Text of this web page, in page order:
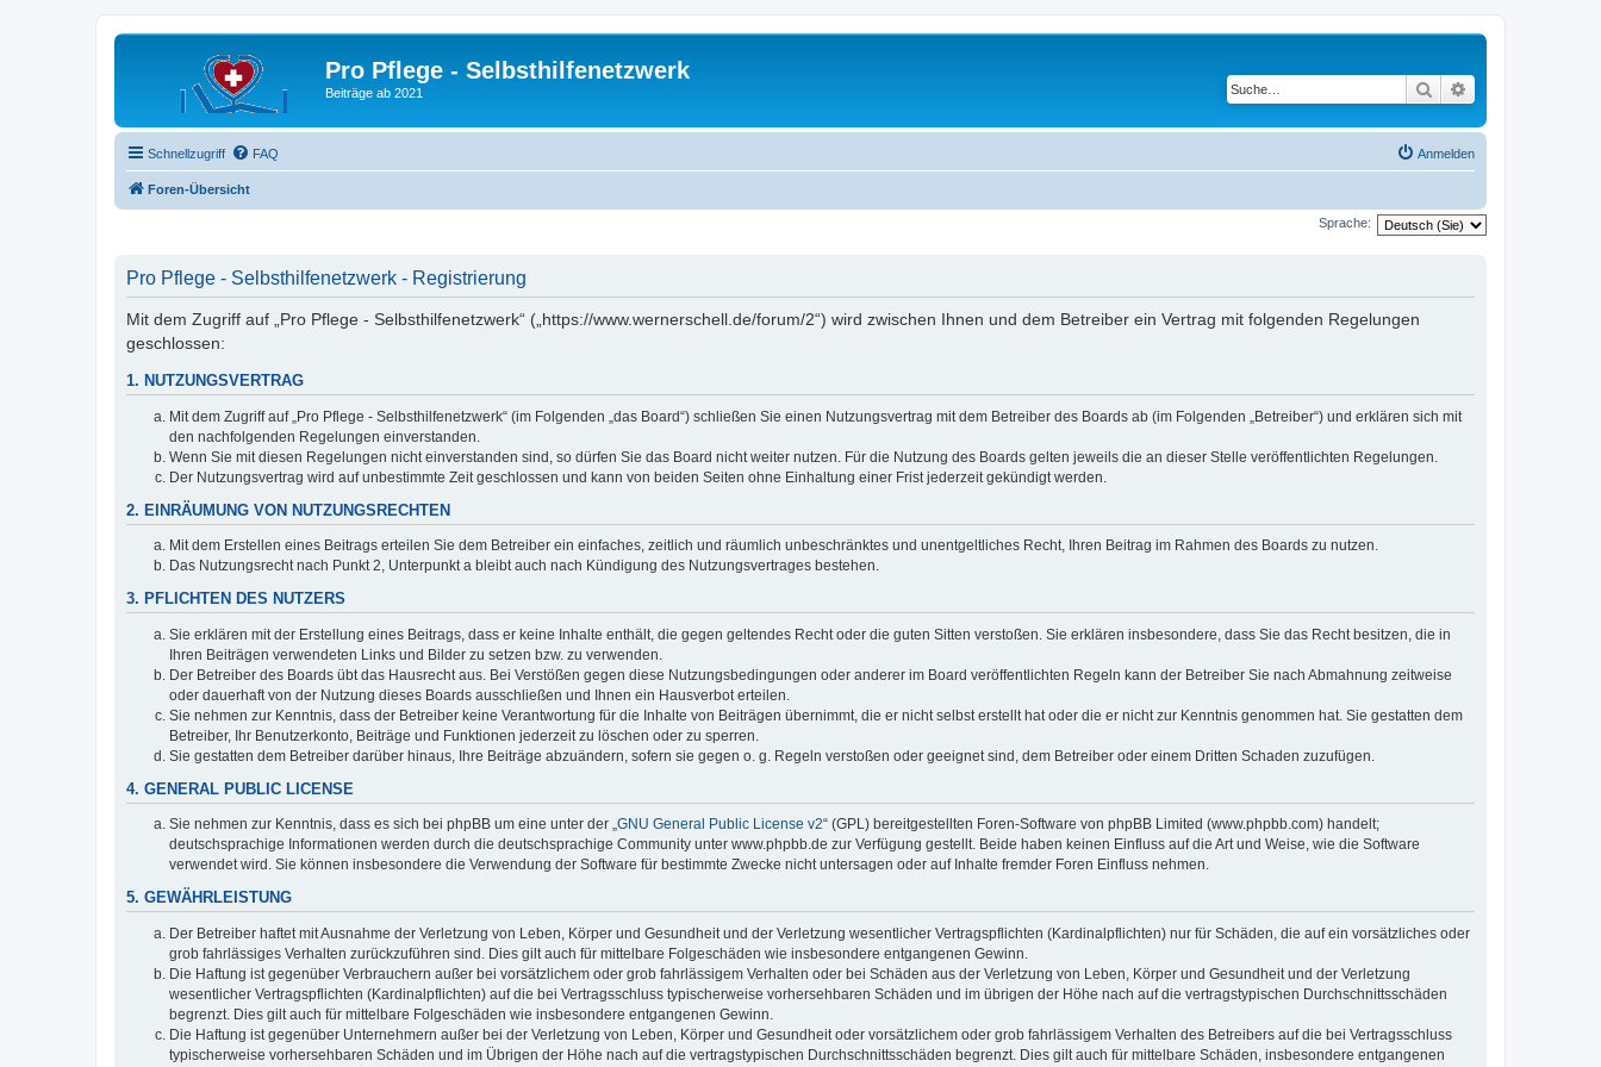
Pro Pflege - Selbsthilfenetzwerk
Beiträge ab 2021 Suche
Schnellzugriff FAQ Anmelden
Foren-Übersicht
Sprache:
Pro Pflege - Selbsthilfenetzwerk - Registrierung
Mit dem Zugriff auf „Pro Pflege - Selbsthilfenetzwerk“ („https://www.wernerschell.de/forum/2“) wird zwischen Ihnen und dem Betreiber ein Vertrag mit folgenden Regelungen
geschlossen:
1. NUTZUNGSVERTRAG
Mit dem Zugriff auf „Pro Pflege - Selbsthilfenetzwerk“ (im Folgenden „das Board“) schließen Sie einen Nutzungsvertrag mit dem Betreiber des Boards ab (im Folgenden „Betreiber“) und erklären sich mit
den nachfolgenden Regelungen einverstanden.
Wenn Sie mit diesen Regelungen nicht einverstanden sind, so dürfen Sie das Board nicht weiter nutzen. Für die Nutzung des Boards gelten jeweils die an dieser Stelle veröffentlichten Regelungen.
Der Nutzungsvertrag wird auf unbestimmte Zeit geschlossen und kann von beiden Seiten ohne Einhaltung einer Frist jederzeit gekündigt werden.
2. EINRÄUMUNG VON NUTZUNGSRECHTEN
Mit dem Erstellen eines Beitrags erteilen Sie dem Betreiber ein einfaches, zeitlich und räumlich unbeschränktes und unentgeltliches Recht, Ihren Beitrag im Rahmen des Boards zu nutzen.
Das Nutzungsrecht nach Punkt 2, Unterpunkt a bleibt auch nach Kündigung des Nutzungsvertrages bestehen.
3. PFLICHTEN DES NUTZERS
Sie erklären mit der Erstellung eines Beitrags, dass er keine Inhalte enthält, die gegen geltendes Recht oder die guten Sitten verstoßen. Sie erklären insbesondere, dass Sie das Recht besitzen, die in
Ihren Beiträgen verwendeten Links und Bilder zu setzen bzw. zu verwenden.
Der Betreiber des Boards übt das Hausrecht aus. Bei Verstößen gegen diese Nutzungsbedingungen oder anderer im Board veröffentlichten Regeln kann der Betreiber Sie nach Abmahnung zeitweise
oder dauerhaft von der Nutzung dieses Boards ausschließen und Ihnen ein Hausverbot erteilen.
Sie nehmen zur Kenntnis, dass der Betreiber keine Verantwortung für die Inhalte von Beiträgen übernimmt, die er nicht selbst erstellt hat oder die er nicht zur Kenntnis genommen hat. Sie gestatten dem
Betreiber, Ihr Benutzerkonto, Beiträge und Funktionen jederzeit zu löschen oder zu sperren.
Sie gestatten dem Betreiber darüber hinaus, Ihre Beiträge abzuändern, sofern sie gegen o. g. Regeln verstoßen oder geeignet sind, dem Betreiber oder einem Dritten Schaden zuzufügen.
4. GENERAL PUBLIC LICENSE
Sie nehmen zur Kenntnis, dass es sich bei phpBB um eine unter der „GNU General Public License v2“ (GPL) bereitgestellten Foren-Software von phpBB Limited (www.phpbb.com) handelt;
deutschsprachige Informationen werden durch die deutschsprachige Community unter www.phpbb.de zur Verfügung gestellt. Beide haben keinen Einfluss auf die Art und Weise, wie die Software
verwendet wird. Sie können insbesondere die Verwendung der Software für bestimmte Zwecke nicht untersagen oder auf Inhalte fremder Foren Einfluss nehmen.
5. GEWÄHRLEISTUNG
Der Betreiber haftet mit Ausnahme der Verletzung von Leben, Körper und Gesundheit und der Verletzung wesentlicher Vertragspflichten (Kardinalpflichten) nur für Schäden, die auf ein vorsätzliches oder
grob fahrlässiges Verhalten zurückzuführen sind. Dies gilt auch für mittelbare Folgeschäden wie insbesondere entgangenen Gewinn.
Die Haftung ist gegenüber Verbrauchern außer bei vorsätzlichem oder grob fahrlässigem Verhalten oder bei Schäden aus der Verletzung von Leben, Körper und Gesundheit und der Verletzung
wesentlicher Vertragspflichten (Kardinalpflichten) auf die bei Vertragsschluss typischerweise vorhersehbaren Schäden und im übrigen der Höhe nach auf die vertragstypischen Durchschnittsschäden
begrenzt. Dies gilt auch für mittelbare Folgeschäden wie insbesondere entgangenen Gewinn.
Die Haftung ist gegenüber Unternehmern außer bei der Verletzung von Leben, Körper und Gesundheit oder vorsätzlichem oder grob fahrlässigem Verhalten des Betreibers auf die bei Vertragsschluss
typischerweise vorhersehbaren Schäden und im Übrigen der Höhe nach auf die vertragstypischen Durchschnittsschäden begrenzt. Dies gilt auch für mittelbare Schäden, insbesondere entgangenen